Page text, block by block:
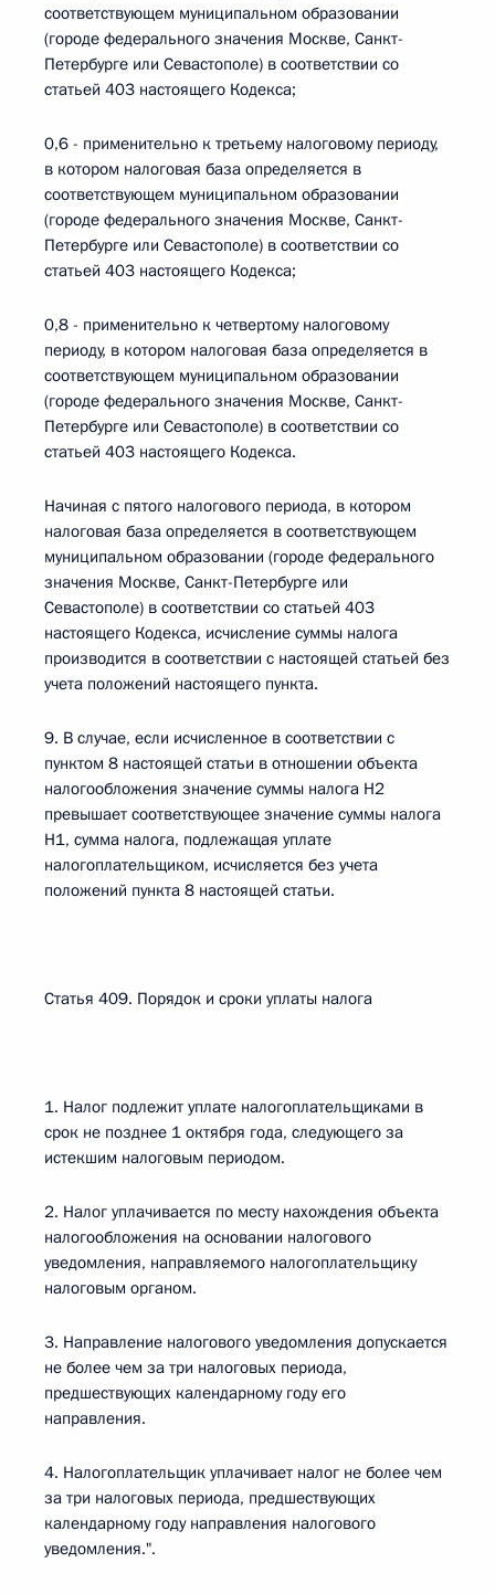
соответствующем муниципальном образовании
(городе федерального значения Москве, Санкт-
Петербурге или Севастополе) в соответствии со
статьей 403 настоящего Кодекса;
0,6 - применительно к третьему налоговому периоду,
в котором налоговая база определяется в
соответствующем муниципальном образовании
(городе федерального значения Москве, Санкт-
Петербурге или Севастополе) в соответствии со
статьей 403 настоящего Кодекса;
0,8 - применительно к четвертому налоговому
периоду, в котором налоговая база определяется в
соответствующем муниципальном образовании
(городе федерального значения Москве, Санкт-
Петербурге или Севастополе) в соответствии со
статьей 403 настоящего Кодекса.
Начиная с пятого налогового периода, в котором
налоговая база определяется в соответствующем
муниципальном образовании (городе федерального
значения Москве, Санкт-Петербурге или
Севастополе) в соответствии со статьей 403
настоящего Кодекса, исчисление суммы налога
производится в соответствии с настоящей статьей без
учета положений настоящего пункта.
9. В случае, если исчисленное в соответствии с
пунктом 8 настоящей статьи в отношении объекта
налогообложения значение суммы налога Н2
превышает соответствующее значение суммы налога
Н1, сумма налога, подлежащая уплате
налогоплательщиком, исчисляется без учета
положений пункта 8 настоящей статьи.
Статья 409. Порядок и сроки уплаты налога
1. Налог подлежит уплате налогоплательщиками в
срок не позднее 1 октября года, следующего за
истекшим налоговым периодом.
2. Налог уплачивается по месту нахождения объекта
налогообложения на основании налогового
уведомления, направляемого налогоплательщику
налоговым органом.
3. Направление налогового уведомления допускается
не более чем за три налоговых периода,
предшествующих календарному году его
направления.
4. Налогоплательщик уплачивает налог не более чем
за три налоговых периода, предшествующих
календарному году направления налогового
уведомления.".